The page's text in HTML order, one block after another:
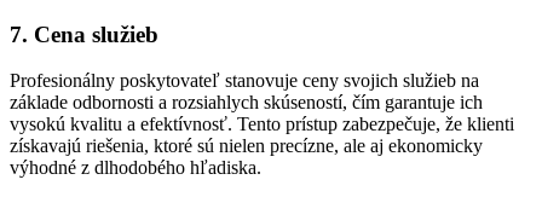
7. Cena služieb
Profesionálny poskytovateľ stanovuje ceny svojich služieb na
základe odbornosti a rozsiahlych skúseností, čím garantuje ich
vysokú kvalitu a efektívnosť. Tento prístup zabezpečuje, že klienti
získavajú riešenia, ktoré sú nielen precízne, ale aj ekonomicky
výhodné z dlhodobého hľadiska.